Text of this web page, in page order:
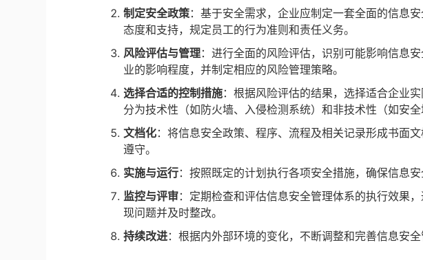
制定安全政策：基于安全需求，企业应制定一套全面的信息
态度和支持，规定员工的行为准则和责任义务。
风险评估与管理：进行全面的风险评估，识别可能影响信息
业的影响程度，并制定相应的风险管理策略。
选择合适的控制措施：根据风险评估的结果，选择适合企业
分为技术性（如防火墙、入侵检测系统）和非技术性（如安全
文档化：将信息安全政策、程序、流程及相关记录形成书面
遵守。
实施与运行：按照既定的计划执行各项安全措施，确保信息安
监控与评审：定期检查和评估信息安全管理体系的执行效果
现问题并及时整改。
持续改进：根据内外部环境的变化，不断调整和完善信息安